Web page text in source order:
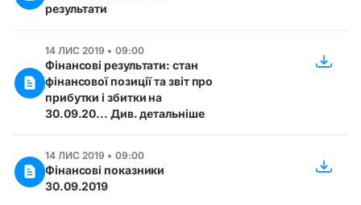
результати
14 ЛИС 2019 • 09:00
Фінансові результати: стан
фінансової позиції та звіт про
прибутки і збитки на
30.09.20... Див. детальніше
14 ЛИС 2019 • 09:00
Фінансові показники
30.09.2019